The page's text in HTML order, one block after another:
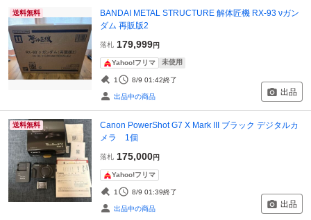
送料無料
BANDAI METAL STRUCTURE 解体匠機 RX-93 νガン
ダム 再販版2
落札 179,999円
Yahoo!フリマ 未使用
1 8/9 01:42終了
出品中の商品 出品
送料無料
Canon PowerShot G7 X Mark III ブラック デジタルカ
メラ 1個
落札 175,000円
Yahoo!フリマ
1 8/9 01:39終了
出品中の商品 出品